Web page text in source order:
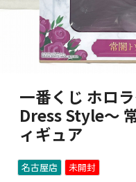
一番くじ ホロ
Dress Style～
ィギュア
名古屋店 未開封